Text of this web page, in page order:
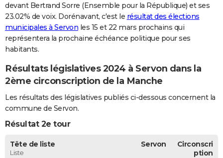
COPAINS D'AVANT
S'inscrire
Se connecter
Lycées
Collèges
Primaires
Universités
Entreprises
Service militaire
Avis de recherche
AVIS DE DÉCÈS
FORUM
Bricolage
Lifestyle
Culture
Sport
Auto
Television
Voyage
Cinema
devant Bertrand Sorre (Ensemble pour la République) et ses
23.02% de voix. Dorénavant, c'est le résultat des élections
municipales à Servon les 15 et 22 mars prochains qui
représentera la prochaine échéance politique pour ses
habitants.
Résultats législatives 2024 à Servon dans la
2ème circonscription de la Manche
Les résultats des législatives publiés ci-dessous concernent la
commune de Servon.
Résultat 2e tour
Tête de liste
Liste
Servon
Circonscri
ption